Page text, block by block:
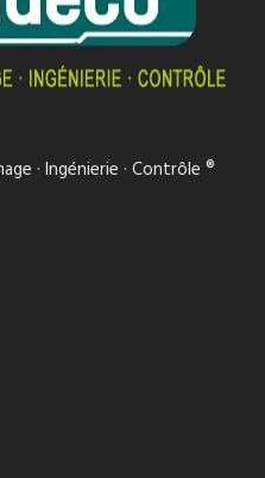
· Ingénierie · Contrôle ®